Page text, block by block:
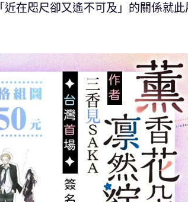
在咫尺卻又遙不可及」的關係就此